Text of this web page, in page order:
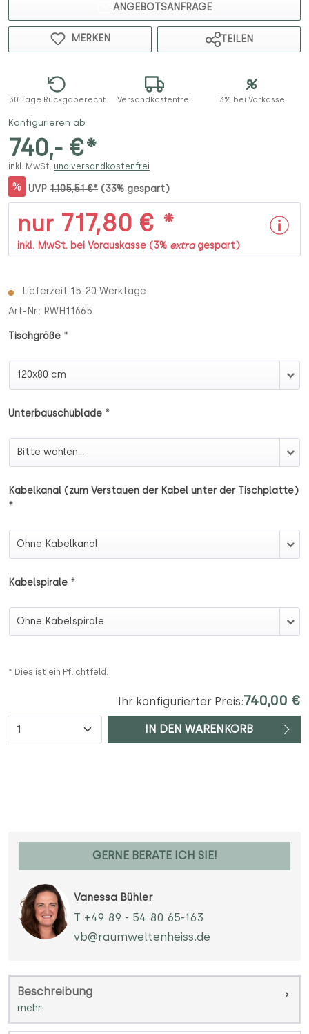
ANGEBOTSANFRAGE
MERKEN TEILEN
30 Tage Rückgaberecht Versandkostenfrei 3% bei Vorkasse
Konfigurieren ab
740,- €*
inkl. MwSt. und versandkostenfrei
% UVP 1.105,51 €* (33% gespart)
nur 717,80 € *
inkl. MwSt. bei Vorauskasse (3% extragespart)
Lieferzeit 15-20 Werktage
Art-Nr.: RWH11665
Tischgröße *
Tischgröße
Unterbauschublade *
Unterbauschublade
Kabelkanal (zum Verstauen der Kabel unter der Tischplatte)
*
Kabelkanal (zum Verstauen der Kabel unter der
Kabelspirale *
Kabelspirale
* Dies ist ein Pflichtfeld.
Ihr konfigurierter Preis:740,00 €
Anzahl IN DEN WARENKORB
GERNE BERATE ICH SIE!
Vanessa Bühler
T +49 89 - 54 80 65-163
vb@raumweltenheiss.de
Beschreibung